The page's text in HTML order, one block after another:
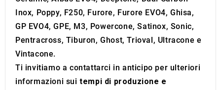
of their services.
Inox, Poppy, F250, Furore, Furore EVO4, Ghisa,
GP EVO4, GPE, M3, Powercone, Satinox, Sonic,
Pentracross, Tiburon, Ghost, Trioval, Ultracone e
Vintacone.
Ti invitiamo a contattarci in anticipo per ulteriori
informazioni suitempi di produzione e